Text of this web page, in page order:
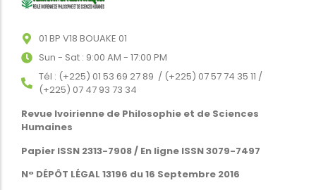
01 BP V18 BOUAKE 01
Sun - Sat : 9:00 AM - 17:00 PM
Tél : (+225) 01 53 69 27 89 / (+225) 07 57 74 35 11 /
(+225) 07 47 93 73 34
Revue Ivoirienne de Philosophie et de Sciences
Humaines
Papier ISSN 2313-7908 / En ligne ISSN 3079-7497
N° DÉPÔT LÉGAL 13196 du 16 Septembre 2016